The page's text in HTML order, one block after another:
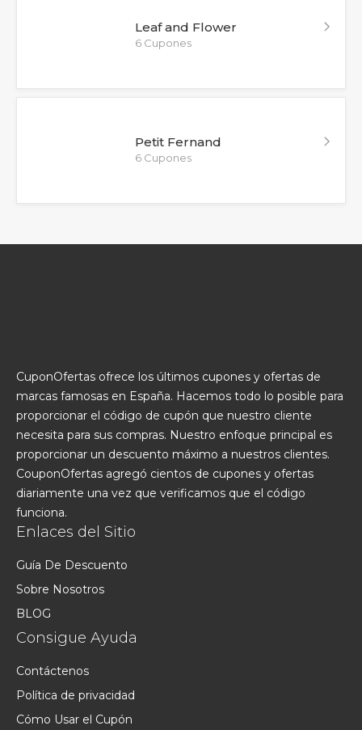
Leaf and Flower
6 Cupones
Petit Fernand
6 Cupones
CuponOfertas ofrece los últimos cupones y ofertas de
marcas famosas en España. Hacemos todo lo posible para
proporcionar el código de cupón que nuestro cliente
necesita para sus compras. Nuestro enfoque principal es
proporcionar un descuento máximo a nuestros clientes.
CouponOfertas agregó cientos de cupones y ofertas
diariamente una vez que verificamos que el código
funciona.
Enlaces del Sitio
Guía De Descuento
Sobre Nosotros
BLOG
Consigue Ayuda
Contáctenos
Política de privacidad
Cómo Usar el Cupón